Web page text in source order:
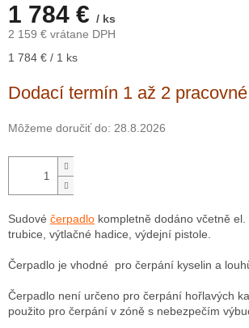
1 784 € / ks
2 159 € vrátane DPH
Jednotková
1 784 € / 1 ks
Dodací termín 1 až 2
Môžeme doručiť do: 28.8.2026
Sudové čerpadlo kompletně dodáno včetně
trubice, výtlačné hadice, výdejní pistole.
Čerpadlo je vhodné pro čerpání kyselin a
Čerpadlo není určeno pro čerpání hořlavých
použito pro čerpání v zóně s nebezpečím